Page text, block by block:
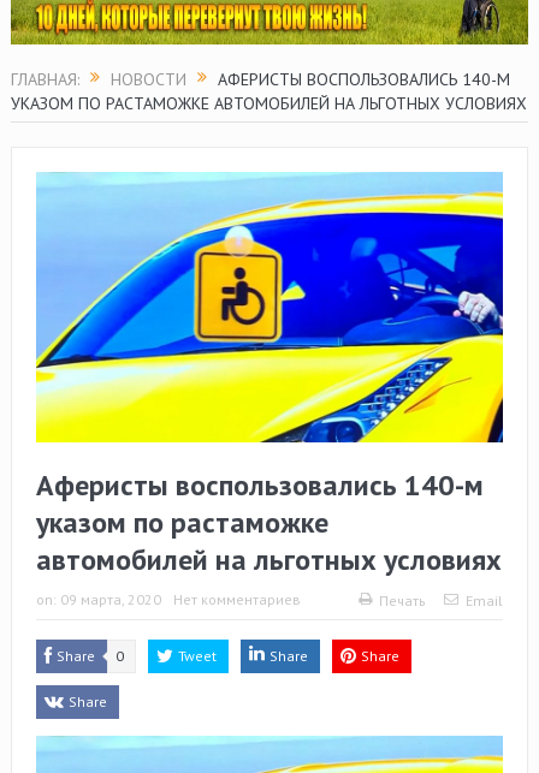
ГЛАВНАЯ: НОВОСТИ
АФЕРИСТЫ ВОСПОЛЬЗОВАЛИСЬ 140-М
УКАЗОМ ПО РАСТАМОЖКЕ АВТОМОБИЛЕЙ НА ЛЬГОТНЫХ УСЛОВИЯХ
Аферисты воспользовались 140-м
указом по растаможке
автомобилей на льготных условиях
on: 09 марта, 2020 Нет комментариев Печать Email
Share 0 Tweet Share Share
Share